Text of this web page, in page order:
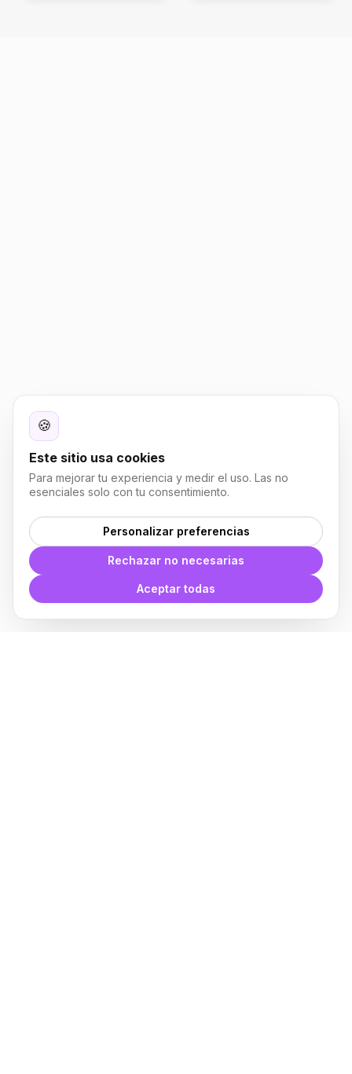
🍪
Este sitio usa cookies
Para mejorar tu experiencia y medir el uso. Las no
esenciales solo con tu consentimiento.
Personalizar preferencias
Rechazar no necesarias
Aceptar todas